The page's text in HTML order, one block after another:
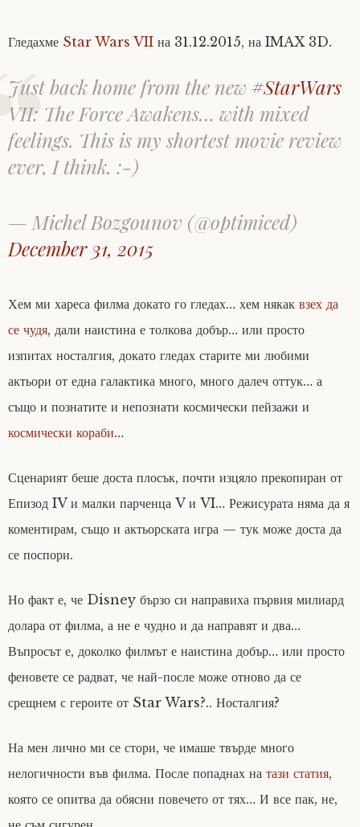
Гледахме Star Wars VII на 31.12.2015, на IMAX 3D.
Just back home from the new #StarWars
VII: The Force Awakens… with mixed
feelings. This is my shortest movie review
ever, I think. :-)
— Michel Bozgounov (@optimiced)
December 31, 2015
Хем ми хареса филма докато го гледах… хем някак взех да
се чудя, дали наистина е толкова добър… или просто
изпитах носталгия, докато гледах старите ми любими
актьори от една галактика много, много далеч оттук… а
също и познатите и непознати космически пейзажи и
космически кораби…
Сценарият беше доста плосък, почти изцяло прекопиран от
Епизод IV и малки парченца V и VI… Режисурата няма да я
коментирам, също и актьорската игра — тук може доста да
се поспори.
Но факт е, че Disney бързо си направиха първия милиард
долара от филма, а не е чудно и да направят и два…
Въпросът е, доколко филмът е наистина добър… или просто
феновете се радват, че най-после може отново да се
срещнем с героите от Star Wars?.. Носталгия?
На мен лично ми се стори, че имаше твърде много
нелогичности във филма. После попаднах на тази статия,
която се опитва да обясни повечето от тях… И все пак, не,